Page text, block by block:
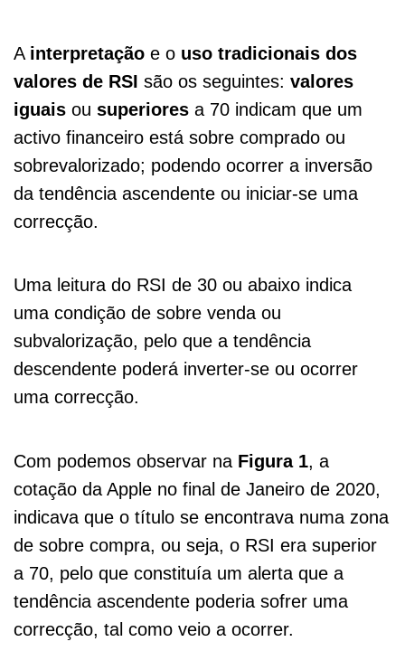
A interpretação e o uso tradicionais dos
valores de RSI são os seguintes: valores
iguais ou superiores a 70 indicam que um
activo financeiro está sobre comprado ou
sobrevalorizado; podendo ocorrer a inversão
da tendência ascendente ou iniciar-se uma
correcção.
Uma leitura do RSI de 30 ou abaixo indica
uma condição de sobre venda ou
subvalorização, pelo que a tendência
descendente poderá inverter-se ou ocorrer
uma correcção.
Com podemos observar na Figura 1, a
cotação da Apple no final de Janeiro de 2020,
indicava que o título se encontrava numa zona
de sobre compra, ou seja, o RSI era superior
a 70, pelo que constituía um alerta que a
tendência ascendente poderia sofrer uma
correcção, tal como veio a ocorrer.